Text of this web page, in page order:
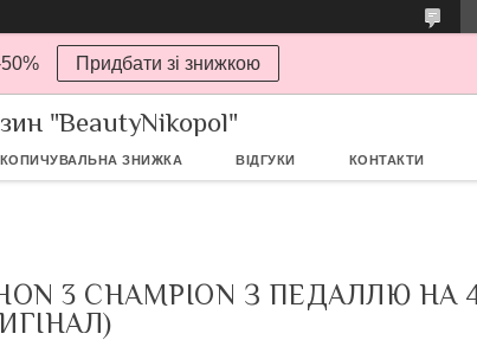
Придбати зі знижкою
"BeautyNikopol"
ЗНИЖКА ВІДГУКИ КОНТАКТИ
3 CHAMPION З ПЕДАЛЛЮ НА